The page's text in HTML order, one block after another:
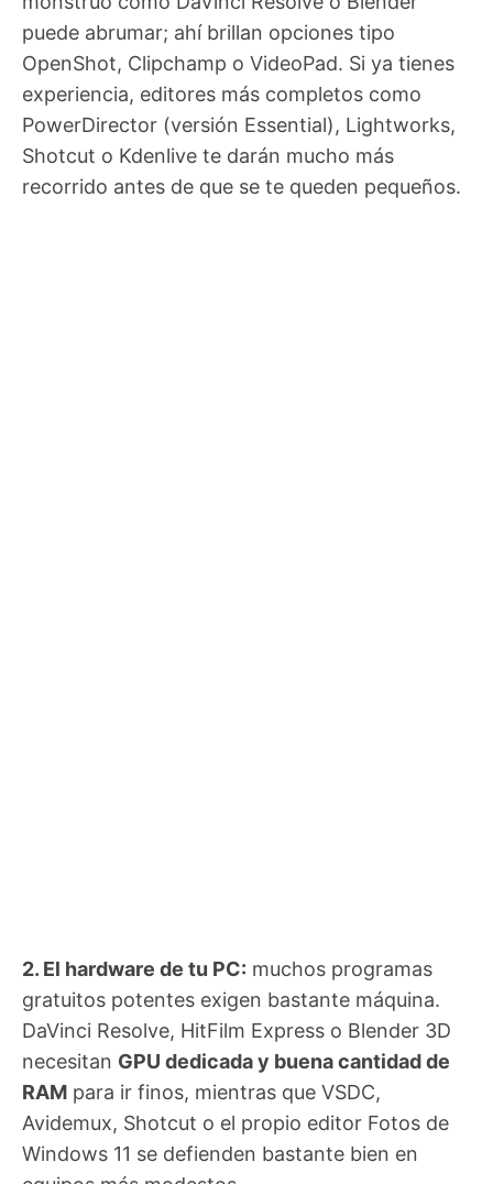
puede abrumar; ahí brillan opciones tipo
OpenShot, Clipchamp o VideoPad. Si ya tienes
experiencia, editores más completos como
PowerDirector (versión Essential), Lightworks,
Shotcut o Kdenlive te darán mucho más
recorrido antes de que se te queden pequeños.
2. El hardware de tu PC: muchos programas
gratuitos potentes exigen bastante máquina.
DaVinci Resolve, HitFilm Express o Blender 3D
necesitan GPU dedicada y buena cantidad de
RAM para ir finos, mientras que VSDC,
Avidemux, Shotcut o el propio editor Fotos de
Windows 11 se defienden bastante bien en